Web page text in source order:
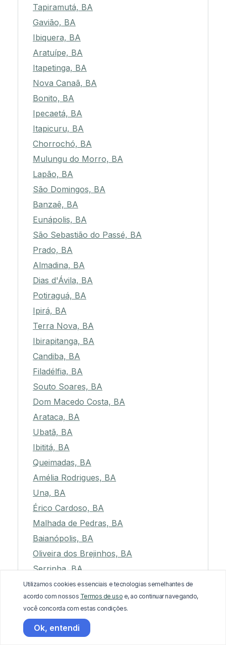
Tapiramutá, BA
Gavião, BA
Ibiquera, BA
Aratuípe, BA
Itapetinga, BA
Nova Canaã, BA
Bonito, BA
Ipecaetá, BA
Itapicuru, BA
Chorrochó, BA
Mulungu do Morro, BA
Lapão, BA
São Domingos, BA
Banzaê, BA
Eunápolis, BA
São Sebastião do Passé, BA
Prado, BA
Almadina, BA
Dias d'Ávila, BA
Potiraguá, BA
Ipirá, BA
Terra Nova, BA
Ibirapitanga, BA
Candiba, BA
Filadélfia, BA
Souto Soares, BA
Dom Macedo Costa, BA
Arataca, BA
Ubatã, BA
Ibititá, BA
Queimadas, BA
Amélia Rodrigues, BA
Una, BA
Érico Cardoso, BA
Malhada de Pedras, BA
Baianópolis, BA
Oliveira dos Brejinhos, BA
Serrinha, BA
Boninal, BA
Uauá, BA
Várzea da Roça, BA
Utilizamos cookies essenciais e tecnologias semelhantes de
acordo com nossos Termos de uso e, ao continuar navegando,
você concorda com estas condições.
Ok, entendi